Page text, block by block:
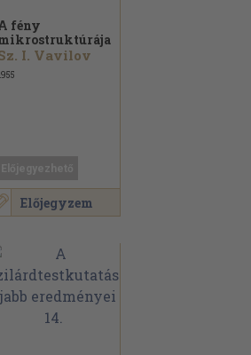
Előjegyzem
fény
I. Vavilov